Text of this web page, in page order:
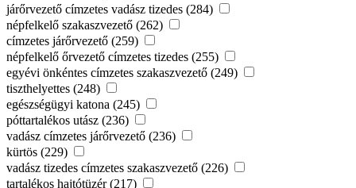
járőrvezető címzetes vadász tizedes (284)
népfelkelő szakaszvezető (262)
címzetes járőrvezető (259)
népfelkelő őrvezető címzetes tizedes (255)
egyévi önkéntes címzetes szakaszvezető (249)
tiszthelyettes (248)
egészségügyi katona (245)
póttartalékos utász (236)
vadász címzetes járőrvezető (236)
kürtös (229)
vadász tizedes címzetes szakaszvezető (226)
tartalékos hajtótüzér (217)